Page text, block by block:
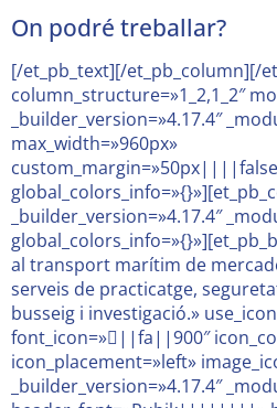
On podré treballar?
[/et_pb_text][/et_pb_column][/
column_structure=»1_2,1_2″
_builder_version=»4.17.4″
max_width=»960px»
_builder_version=»4.17.4″
al transport marítim de
serveis de practicatge,
busseig i investigació.»
font_icon=»||fa||900″
icon_placement=»left»
_builder_version=»4.17.4″